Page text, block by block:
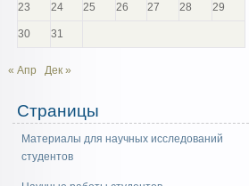
23 24 25 26 27 28 29
30 31
« Апр Дек »
Страницы
Материалы для научных исследований
студентов